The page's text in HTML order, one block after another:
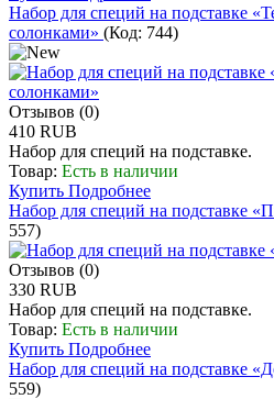
Набор для специй на подставке
солонками» (Код: 744)
Отзывов (0)
410 RUB
Набор для специй на подставке.
Товар: Есть в наличии
Купить Подробнее
Набор для специй на подставке
557)
Отзывов (0)
330 RUB
Набор для специй на подставке.
Товар: Есть в наличии
Купить Подробнее
Набор для специй на подставке
559)